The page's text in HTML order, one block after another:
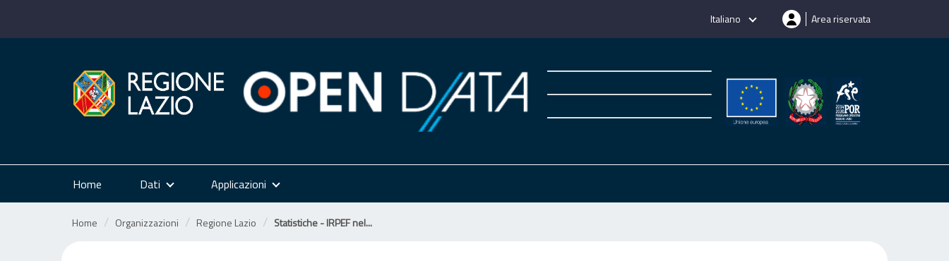
Italiano Area riservata
Home Dati Applicazioni
Home Organizzazioni Regione Lazio Statistiche - IRPEF nel...